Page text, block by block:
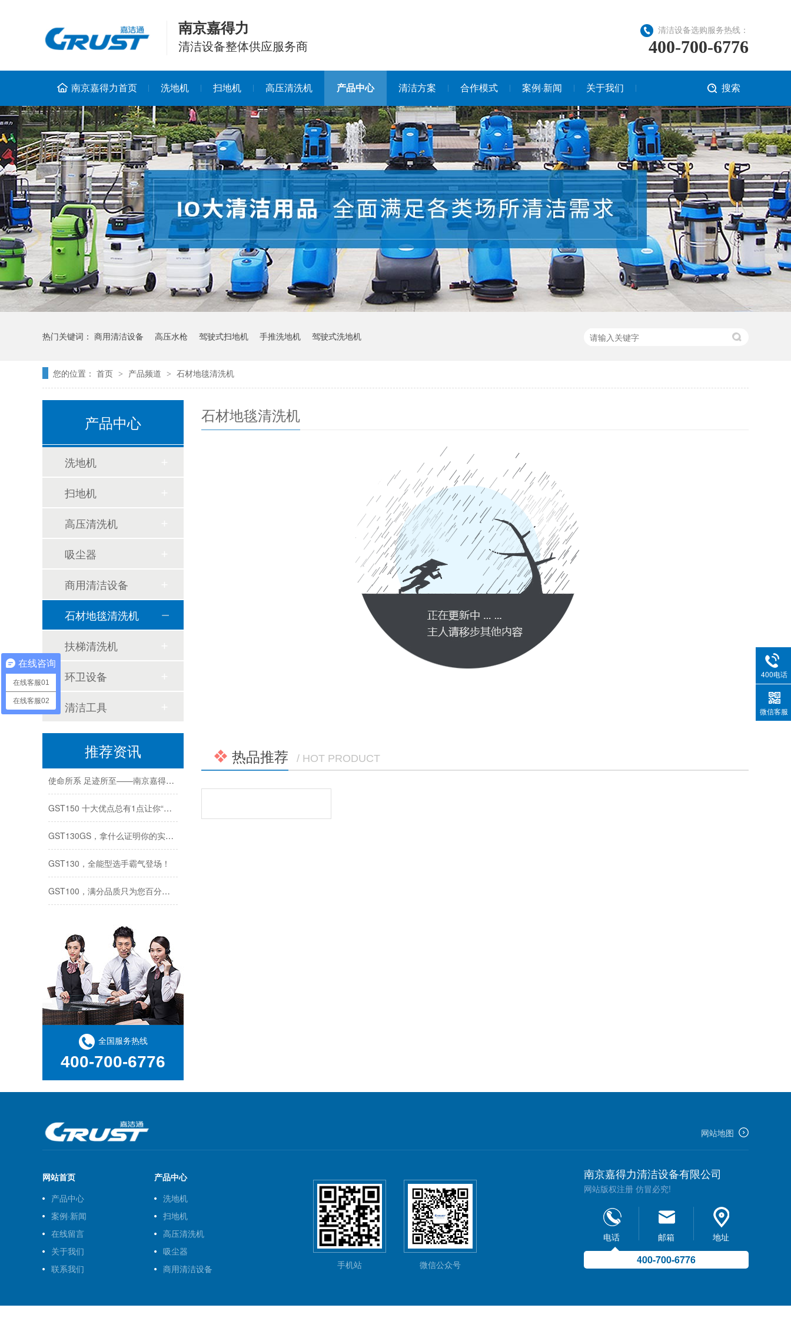
搜索
南京嘉得力
清洁设备整体供应服务商
清洁设备选购服务热线：
400-700-6776
南京嘉得力首页 洗地机 扫地机 高压清洗机 产品中心 清洁方案 合作模式 案例·新闻 关于我们
热门关键词： 商用清洁设备 高压水枪 驾驶式扫地机 手推洗地机 驾驶式洗地机
您的位置： 首页 > 产品频道 > 石材地毯清洗机
石材地毯清洗机
热品推荐 / HOT PRODUCT
产品中心
洗地机
扫地机
高压清洗机
吸尘器
商用清洁设备
石材地毯清洗机
扶梯清洗机
环卫设备
清洁工具
推荐资讯
GST130，全能型选手霸气登场！
好的保养胜过再买一台！清洁设备冬季使用须知，赶紧收藏
学以致用 交流共赢|南京嘉得力2021年度华铁旅服培训会成功开展
关注！《“十四五”全国清洁生产推行方案》印发，清洁行业将有大动作
把每一次服务做到极致——南京嘉得力销售顾问张倩倩
全国服务热线
400-700-6776
网站地图
网站首页
产品中心
案例·新闻
在线留言
关于我们
联系我们
产品中心
洗地机
扫地机
高压清洗机
吸尘器
商用清洁设备
手机站 微信公众号
南京嘉得力清洁设备有限公司
网站版权注册 仿冒必究!
电话
400-700-6776
邮箱 地址
400电话
微信客服
在线咨询
在线客服01
在线客服02